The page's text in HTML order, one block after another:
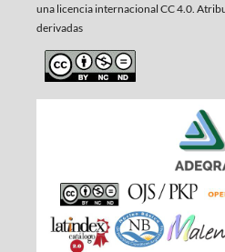
una licencia internacional CC 4.0.
derivadas